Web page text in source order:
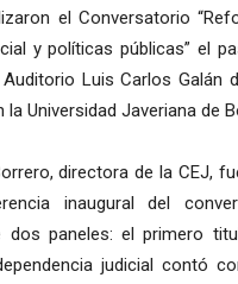
el Conversatorio
y políticas públicas” el
Luis Carlos Galán
la Universidad Javeriana de
directora de la CEJ,
inaugural del
dos paneles: el primero
judicial contó